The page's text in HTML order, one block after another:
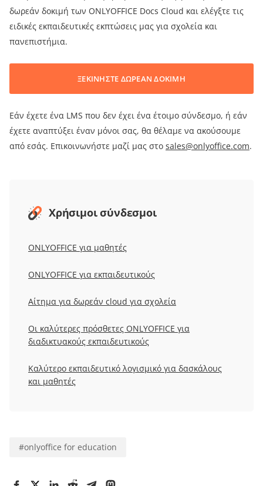
δωρεάν δοκιμή των ONLYOFFICE Docs Cloud και ελέγξτε τις
ειδικές εκπαιδευτικές εκπτώσεις μας για σχολεία και
πανεπιστήμια.
ΞΕΚΙΝΗΣΤΕ ΔΩΡΕΑΝ ΔΟΚΙΜΗ
Εάν έχετε ένα LMS που δεν έχει ένα έτοιμο σύνδεσμο, ή εάν
έχετε αναπτύξει έναν μόνοι σας, θα θέλαμε να ακούσουμε
από εσάς. Επικοινωνήστε μαζί μας στο sales@onlyoffice.com.
Χρήσιμοι σύνδεσμοι
ONLYOFFICE για μαθητές
ONLYOFFICE για εκπαιδευτικούς
Αίτημα για δωρεάν cloud για σχολεία
Οι καλύτερες πρόσθετες ONLYOFFICE για
διαδικτυακούς εκπαιδευτικούς
Καλύτερο εκπαιδευτικό λογισμικό για δασκάλους
και μαθητές
#onlyoffice for education